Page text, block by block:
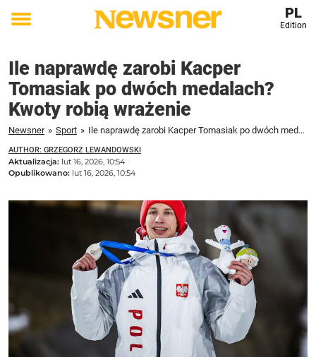
Toggle
PL
Edition
Ile naprawdę zarobi Kacper
Tomasiak po dwóch medalach?
Kwoty robią wrażenie
Newsner » Sport » Ile naprawdę zarobi Kacper Tomasiak po dwóch medalach? Kwoty robią wrażenie
AUTHOR: GRZEGORZ LEWANDOWSKI
Aktualizacja: lut 16, 2026, 10:54
Opublikowano: lut 16, 2026, 10:54